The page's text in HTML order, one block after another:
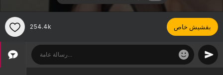
254.4k بقشيش خاص